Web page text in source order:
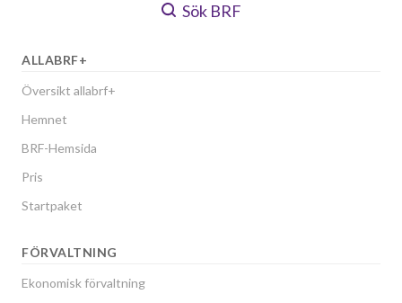
Sök BRF
ALLABRF+
Översikt allabrf+
Hemnet
BRF-Hemsida
Pris
Startpaket
FÖRVALTNING
Ekonomisk förvaltning